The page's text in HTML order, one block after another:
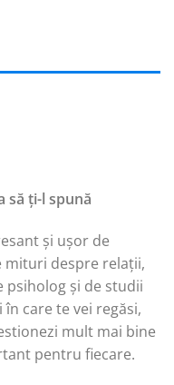
să ți-l spună
și ușor de
mituri despre relații,
psiholog și de studii
care te vei regăsi,
mult mai bine
pentru fiecare.